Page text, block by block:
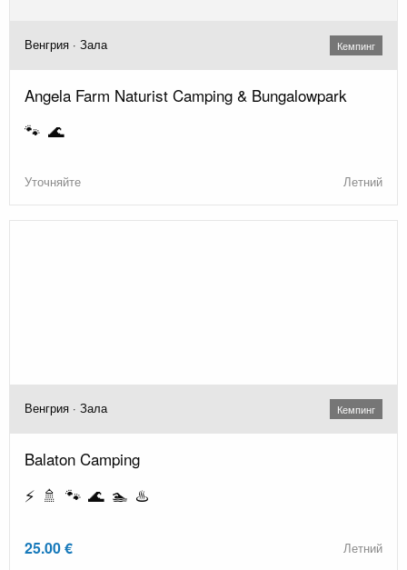
Венгрия · Зала Кемпинг
Angela Farm Naturist Camping & Bungalowpark
🐾 🌊
Уточняйте Летний
Венгрия · Зала Кемпинг
Balaton Camping
⚡ 🚿 🐾 🌊 🏊 ♨️
25.00 € Летний